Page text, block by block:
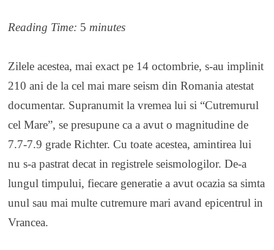
Reading Time: 5 minutes
Zilele acestea, mai exact pe 14 octombrie, s-au implinit
210 ani de la cel mai mare seism din Romania atestat
documentar. Supranumit la vremea lui si “Cutremurul
cel Mare”, se presupune ca a avut o magnitudine de
7.7-7.9 grade Richter. Cu toate acestea, amintirea lui
nu s-a pastrat decat in registrele seismologilor. De-a
lungul timpului, fiecare generatie a avut ocazia sa simta
unul sau mai multe cutremure mari avand epicentrul in
Vrancea.